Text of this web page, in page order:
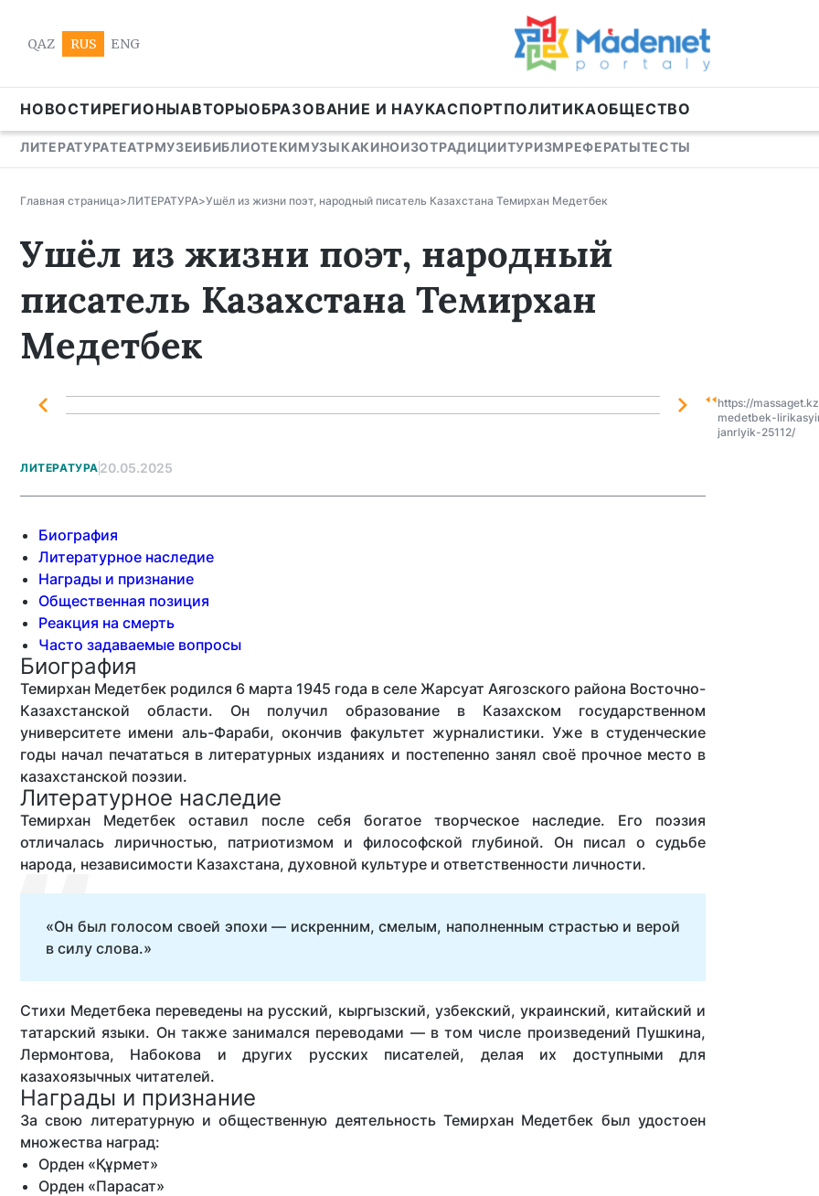
QAZ RUS ENG
НОВОСТИРЕГИОНЫАВТОРЫОБРАЗОВАНИЕ И НАУКАСПОРТПОЛИТИКАОБЩЕСТВО
ЛИТЕРАТУРАТЕАТРМУЗЕИБИБЛИОТЕКИМУЗЫКАКИНОИЗОТРАДИЦИИТУРИЗМРЕФЕРАТЫТЕСТЫ
Главная страница>ЛИТЕРАТУРА>Ушёл из жизни поэт, народный писатель Казахстана Темирхан Медетбек
Ушёл из жизни поэт, народный
писатель Казахстана Темирхан
Медетбек
https://
medetbek-
janrlyik-25112/
ЛИТЕРАТУРА 20.05.2025
Биография
Литературное наследие
Награды и признание
Общественная позиция
Реакция на смерть
Часто задаваемые вопросы
Биография
Темирхан Медетбек родился 6 марта 1945 года в селе Жарсуат Аягозского района Восточно-
Казахстанской области. Он получил образование в Казахском государственном
университете имени аль-Фараби, окончив факультет журналистики. Уже в студенческие
годы начал печататься в литературных изданиях и постепенно занял своё прочное место в
казахстанской поэзии.
Литературное наследие
Темирхан Медетбек оставил после себя богатое творческое наследие. Его поэзия
отличалась лиричностью, патриотизмом и философской глубиной. Он писал о судьбе
народа, независимости Казахстана, духовной культуре и ответственности личности.
«Он был голосом своей эпохи — искренним, смелым, наполненным страстью и верой
в силу слова.»
Стихи Медетбека переведены на русский, кыргызский, узбекский, украинский, китайский и
татарский языки. Он также занимался переводами — в том числе произведений Пушкина,
Лермонтова, Набокова и других русских писателей, делая их доступными для
казахоязычных читателей.
Награды и признание
За свою литературную и общественную деятельность Темирхан Медетбек был удостоен
множества наград:
Орден «Құрмет»
Орден «Парасат»